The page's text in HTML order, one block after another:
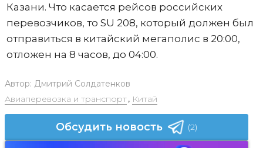
Казани. Что касается рейсов российских
перевозчиков, то SU 208, который должен был
отправиться в китайский мегаполис в 20:00,
отложен на 8 часов, до 04:00.
Автор: Дмитрий Солдатенков
Авиаперевозка и транспорт, Китай
Обсудить новость (2)